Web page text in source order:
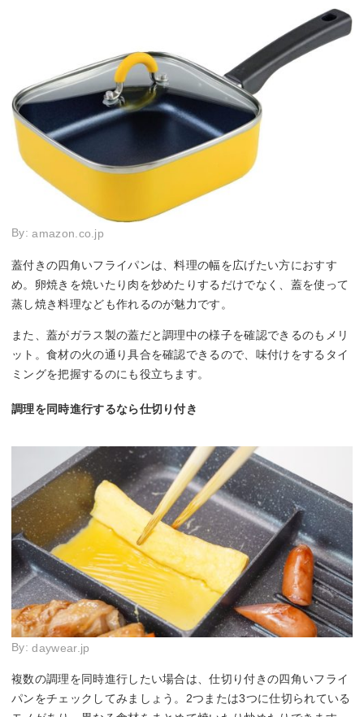
By:amazon.co.jp
蓋付きの四角いフライパンは、料理の幅を広げたい方におすす
め。卵焼きを焼いたり肉を炒めたりするだけでなく、蓋を使って
蒸し焼き料理なども作れるのが魅力です。
また、蓋がガラス製の蓋だと調理中の様子を確認できるのもメリ
ット。食材の火の通り具合を確認できるので、味付けをするタイ
ミングを把握するのにも役立ちます。
調理を同時進行するなら仕切り付き
By:daywear.jp
複数の調理を同時進行したい場合は、仕切り付きの四角いフライ
パンをチェックしてみましょう。2つまたは3つに仕切られている